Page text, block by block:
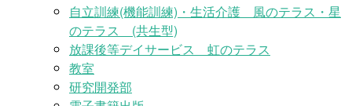
自立訓練(機能訓練)・生活介護 風のテラス・星
のテラス (共生型)
放課後等デイサービス 虹のテラス
教室
研究開発部